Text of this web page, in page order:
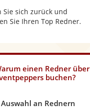
Sie sich zurück und
Sie Ihren Top Redner.
einen Rednerüber
buchen?
an Rednern